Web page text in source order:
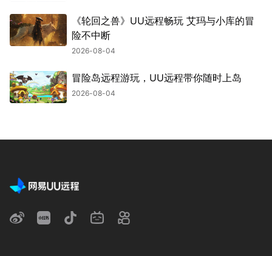
《轮回之兽》UU远程畅玩 艾玛与小库的冒
险不中断
2026-08-04
冒险岛远程游玩，UU远程带你随时上岛
2026-08-04